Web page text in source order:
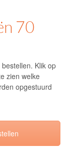
70
Klik op
zien welke
opgestuurd